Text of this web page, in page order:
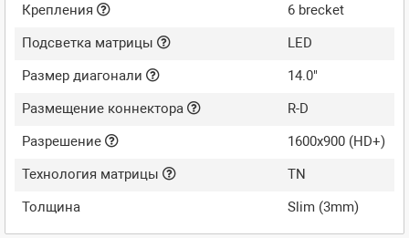
Крепления
6 brecket
Подсветка матрицы
LED
Размер диагонали
14.0"
Размещение коннектора
R-D
Разрешение
1600x900 (HD+)
Технология матрицы
TN
Толщина
Slim (3mm)